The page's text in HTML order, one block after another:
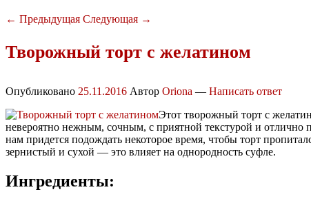
← Предыдущая Следующая →
Творожный торт с желатином
Опубликовано 25.11.2016 Автор Oriona — Написать ответ
Этот творожный торт с
невероятно нежным, сочным, с приятной текстурой и отлично
нам придется подождать некоторое время, чтобы торт
зернистый и сухой — это влияет на однородность суфле.
Ингредиенты: